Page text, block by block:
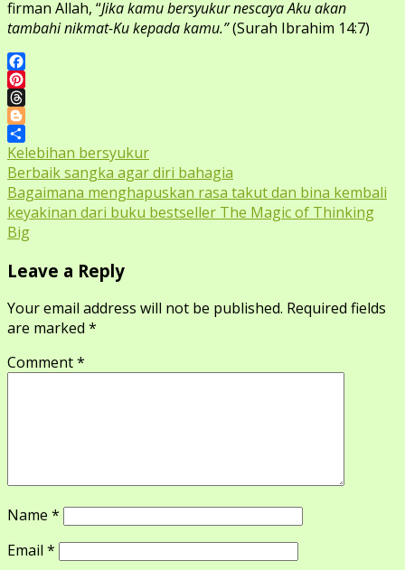
firman Allah, “Jika kamu bersyukur nescaya Aku akan
tambahi nikmat-Ku kepada kamu.”(Surah Ibrahim 14:7)
Facebook
Pinterest
Threads
Blogger
Share
Kelebihan bersyukur
Post
navigation
Berbaik sangka agar diri bahagia
Bagaimana menghapuskan rasa takut dan bina kembali
keyakinan dari buku bestseller The Magic of Thinking
Big
Leave a Reply
Your email address will not be published. Required fields
are marked *
Comment*
Name *
Email *